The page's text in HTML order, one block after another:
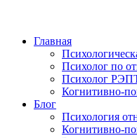
Главная
Психолог по
Психолог
Когнитивно-
Блог
Психология
Когнитивно-